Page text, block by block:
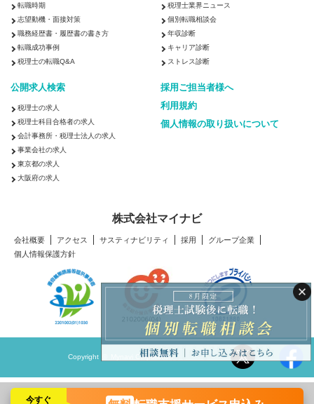
今すぐ
転職時期
志望動機・面接対策
職務経歴書・履歴書の書き方
転職成功事例
税理士の転職Q&A
税理士業界ニュース
個別転職相談会
年収診断
キャリア診断
ストレス診断
公開求人検索
税理士の求人
税理士科目合格者の求人
会計事務所・税理士法人の求人
事業会社の求人
東京都の求人
大阪府の求人
採用ご担当者様へ
利用規約
個人情報の取り扱いについて
株式会社マイナビ
会社概要 アクセス サスティナビリティ 採用
グループ企業
個人情報保護方針
Copyright © Mynavi Corporation